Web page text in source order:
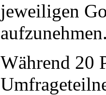
jeweiligen
Während 20